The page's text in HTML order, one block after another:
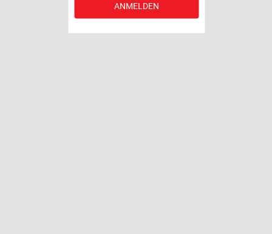
ANMELDEN